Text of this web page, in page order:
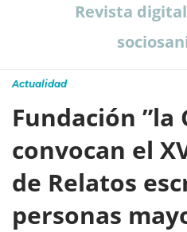
Revista
Actualidad
Fundación ”la
convocan el
de Relatos
personas